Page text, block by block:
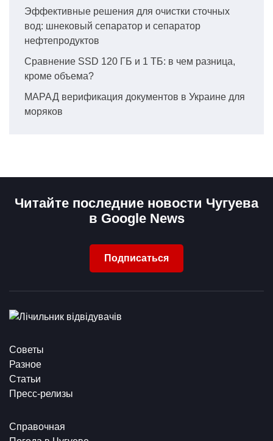
Эффективные решения для очистки сточных
вод: шнековый сепаратор и сепаратор
нефтепродуктов
Сравнение SSD 120 ГБ и 1 ТБ: в чем разница,
кроме объема?
МАРАД верификация документов в Украине для
моряков
Читайте последние новости Чугуева
в Google News
Подписаться
Советы
Разное
Статьи
Пресс-релизы
Справочная